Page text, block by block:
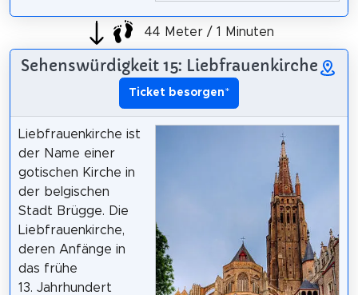
44 Meter / 1 Minuten
Sehenswürdigkeit 15: Liebfrauenkirche
Ticket besorgen*
Liebfrauenkirche ist
der Name einer
gotischen Kirche in
der belgischen
Stadt Brügge. Die
Liebfrauenkirche,
deren Anfänge in
das frühe
13. Jahrhundert